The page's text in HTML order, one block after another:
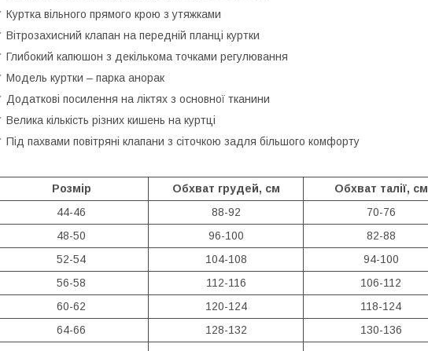
Куртка вільного прямого крою з утяжками
Вітрозахисний клапан на передній планці куртки
Глибокий капюшон з декількома точками регулювання
Модель куртки – парка анорак
Додаткові посилення на ліктях з основної тканини
Велика кількість різних кишень на куртці
Під пахвами повітряні клапани з сіточкою задля більшого комфорту
Розмір Обхват грудей, см Обхват талії, см
44-46
88-92 70-76
48-50
96-100 82-88
52-54
104-108 94-100
56-58
112-116 106-112
60-62
120-124 118-124
64-66
128-132 130-136